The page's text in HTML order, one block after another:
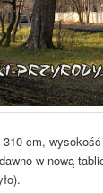
cm,
w nową